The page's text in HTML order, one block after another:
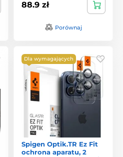
88.9 zł
Porównaj
Dla wymagających
Spigen Optik.TR Ez Fit
ochrona aparatu, 2